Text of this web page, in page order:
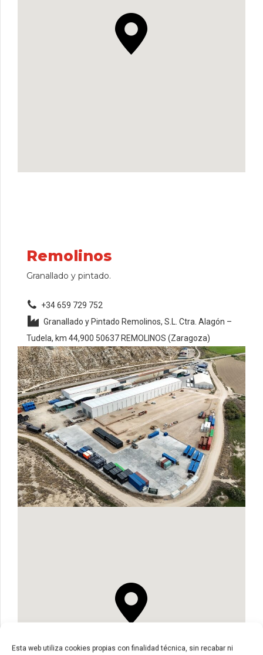
Esta web utiliza cookies propias con finalidad técnica, sin recabar ni
Remolinos
Granallado y pintado.
+34 659 729 752
Granallado y Pintado Remolinos, S.L. Ctra. Alagón –
Tudela, km 44,900 50637 REMOLINOS (Zaragoza)